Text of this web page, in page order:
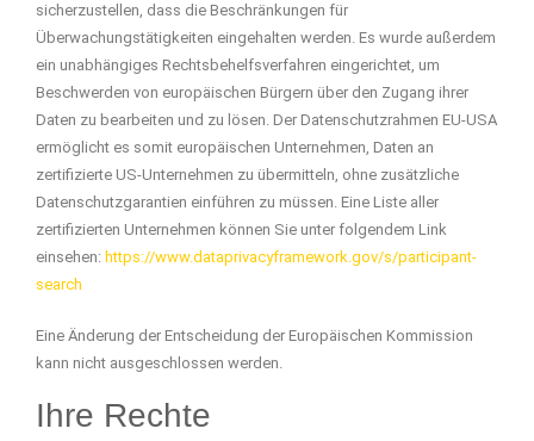
sicherzustellen, dass die Beschränkungen für
Überwachungstätigkeiten eingehalten werden. Es wurde außerdem
ein unabhängiges Rechtsbehelfsverfahren eingerichtet, um
Beschwerden von europäischen Bürgern über den Zugang ihrer
Daten zu bearbeiten und zu lösen. Der Datenschutzrahmen EU-USA
ermöglicht es somit europäischen Unternehmen, Daten an
zertifizierte US-Unternehmen zu übermitteln, ohne zusätzliche
Datenschutzgarantien einführen zu müssen. Eine Liste aller
zertifizierten Unternehmen können Sie unter folgendem Link
einsehen: https://www.dataprivacyframework.gov/s/participant-
search
Eine Änderung der Entscheidung der Europäischen Kommission
kann nicht ausgeschlossen werden.
Ihre Rechte